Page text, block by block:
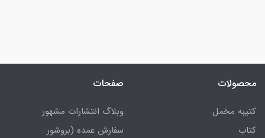
محصولات
کتیبه مخمل
کتاب
صفحات
وبلاگ انتشارات مشهور
سفارش عمده (بروشور